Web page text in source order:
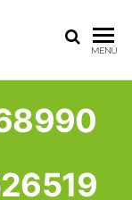
MENÜ